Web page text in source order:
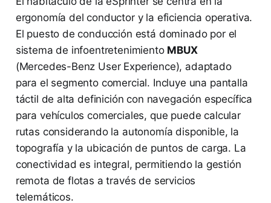
ergonomía del conductor y la eficiencia operativa.
El puesto de conducción está dominado por el
sistema de infoentretenimiento MBUX
(Mercedes-Benz User Experience), adaptado
para el segmento comercial. Incluye una pantalla
táctil de alta definición con navegación específica
para vehículos comerciales, que puede calcular
rutas considerando la autonomía disponible, la
topografía y la ubicación de puntos de carga. La
conectividad es integral, permitiendo la gestión
remota de flotas a través de servicios
telemáticos.